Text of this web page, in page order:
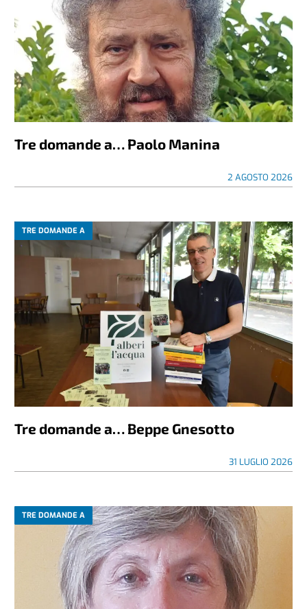
Tre domande a… Paolo Manina
2 AGOSTO 2026
TRE DOMANDE A
Tre domande a… Beppe Gnesotto
31 LUGLIO 2026
TRE DOMANDE A